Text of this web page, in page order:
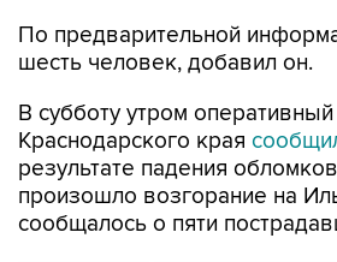
По предварительной
шесть человек, добавил он.
В субботу утром
Краснодарского края
результате падения
произошло возгорание на
сообщалось о пяти